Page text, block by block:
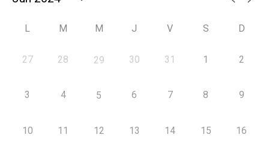
L M M J V S D
27 28 29 30 31 1 2
3 4 5 6 7 8 9
10 11 12 13 14 15 16